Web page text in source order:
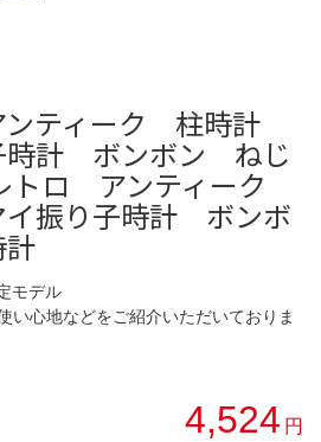
ティーク 柱時計
時計 ボンボン ねじ
トロ アンティーク
振り子時計 ボンボ
モデル
い心地などをご紹介いただいておりま
4,524 円